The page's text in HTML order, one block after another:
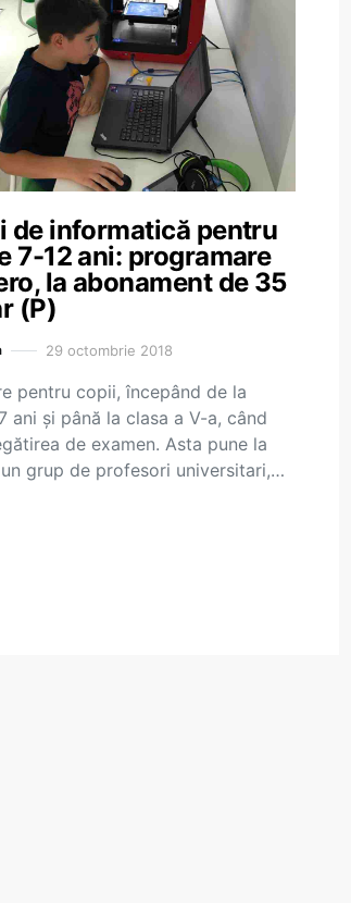
de informatică pentru
7-12 ani: programare
la abonament de 35
(P)
29 octombrie 2018
pentru copii, începând de la
ani și până la clasa a V-a, când
de examen. Asta pune la
grup de profesori universitari,…